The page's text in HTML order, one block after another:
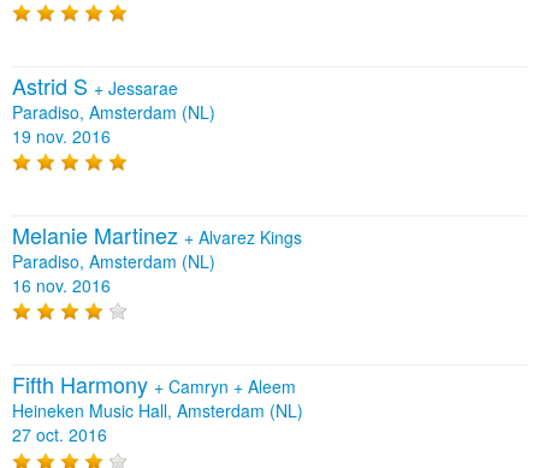
Astrid S + Jessarae
Paradiso, Amsterdam (NL)
19 nov. 2016
Melanie Martinez + Alvarez Kings
Paradiso, Amsterdam (NL)
16 nov. 2016
Fifth Harmony + Camryn + Aleem
Heineken Music Hall, Amsterdam (NL)
27 oct. 2016